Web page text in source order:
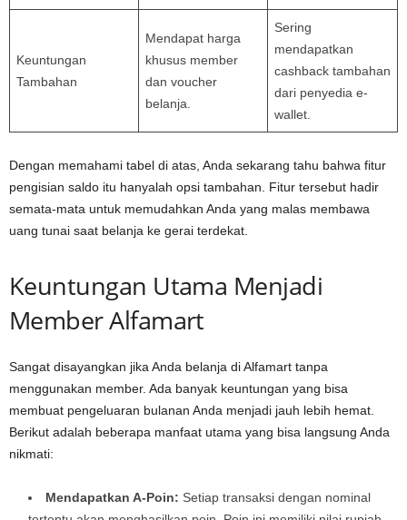
Keuntungan
Tambahan
Mendapat harga
khusus member
dan voucher
belanja.
Sering
mendapatkan
cashback tambahan
dari penyedia e-
wallet.
Dengan memahami tabel di atas, Anda sekarang tahu bahwa fitur
pengisian saldo itu hanyalah opsi tambahan. Fitur tersebut hadir
semata-mata untuk memudahkan Anda yang malas membawa
uang tunai saat belanja ke gerai terdekat.
Keuntungan Utama Menjadi
Member Alfamart
Sangat disayangkan jika Anda belanja di Alfamart tanpa
menggunakan member. Ada banyak keuntungan yang bisa
membuat pengeluaran bulanan Anda menjadi jauh lebih hemat.
Berikut adalah beberapa manfaat utama yang bisa langsung Anda
nikmati:
Mendapatkan A-Poin: Setiap transaksi dengan nominal